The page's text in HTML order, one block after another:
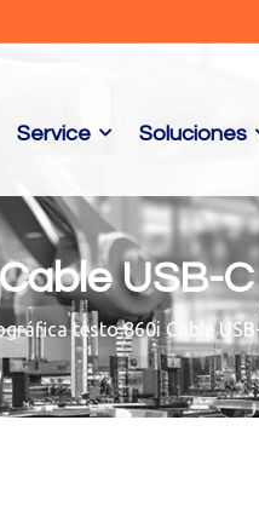
Service Soluciones
USB-
testo 860i Cable